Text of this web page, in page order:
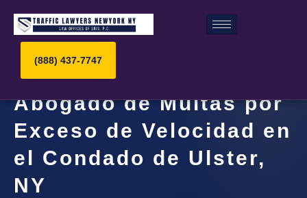
(888) 437-7747
Abogado de Multas por
Exceso de Velocidad en
el Condado de Ulster,
NY